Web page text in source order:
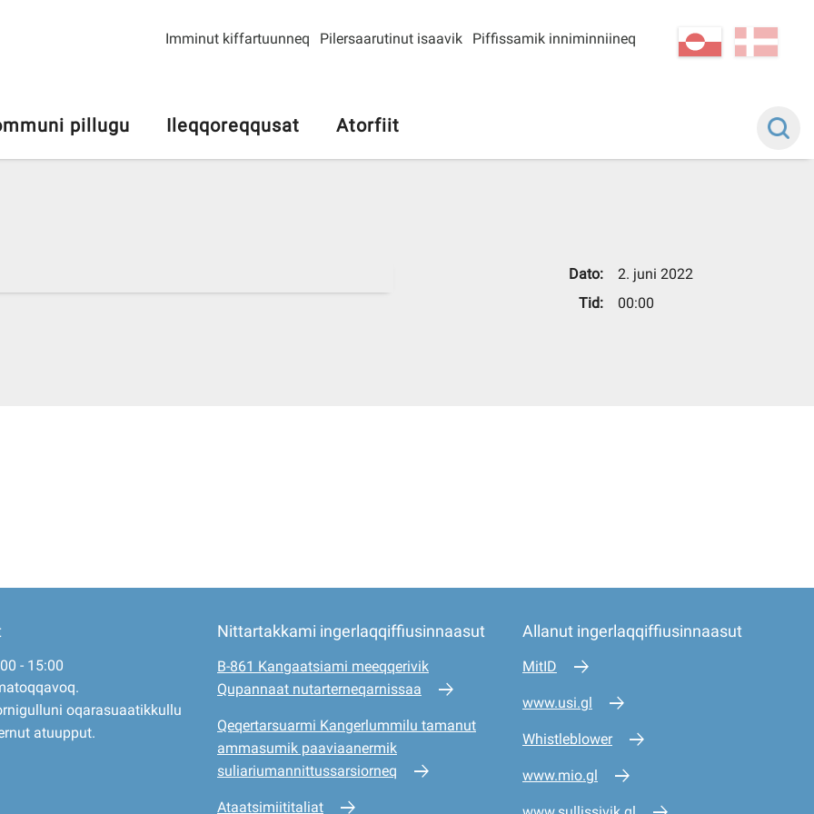
kl-GL
Imminut kiffartuunneq Pilersaarutinut isaavik Piffissamik inniminniineq
pillugu Ileqqoreqqusat Atorfiit
Dato:
2. juni 2022
Tid:
00:00
- 15:00
oqarasuaatikkullu
atuupput.
Nittartakkami ingerlaqqiffiusinnaasut
B-861 Kangaatsiami meeqqerivik
Qupannaat nutarterneqarnissaa
Qeqertarsuarmi Kangerlummilu tamanut
ammasumik paaviaanermik
suliariumannittussarsiorneq
Ataatsimiititaliat
Allanut ingerlaqqiffiusinnaasut
MitID
www.usi.gl
Whistleblower
www.mio.gl